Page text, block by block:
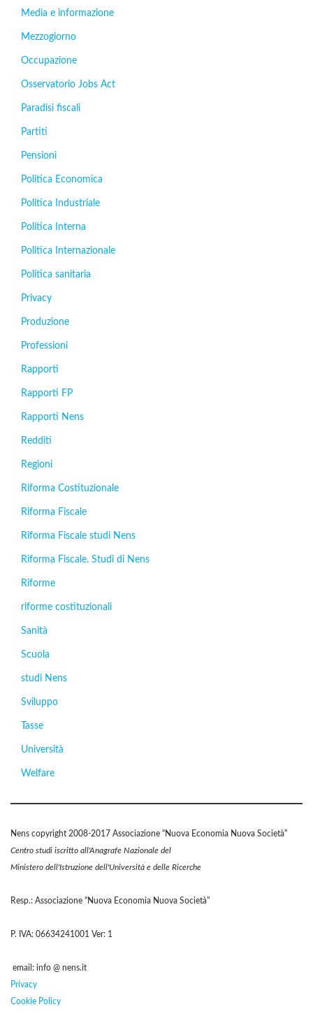
Media e informazione
Mezzogiorno
Occupazione
Osservatorio Jobs Act
Paradisi fiscali
Partiti
Pensioni
Politica Economica
Politica Industriale
Politica Interna
Politica Internazionale
Politica sanitaria
Privacy
Produzione
Professioni
Rapporti
Rapporti FP
Rapporti Nens
Redditi
Regioni
Riforma Costituzionale
Riforma Fiscale
Riforma Fiscale studi Nens
Riforma Fiscale. Studi di Nens
Riforme
riforme costituzionali
Sanità
Scuola
studi Nens
Sviluppo
Tasse
Università
Welfare
Nens copyright 2008-2017 Associazione “Nuova Economia Nuova Società”
Centro studi iscritto all'Anagrafe Nazionale del
Ministero dell'Istruzione dell'Università e delle Ricerche
Resp.: Associazione “Nuova Economia Nuova Società”
P. IVA: 06634241001 Ver: 1
email: info @ nens.it
Privacy
Cookie Policy